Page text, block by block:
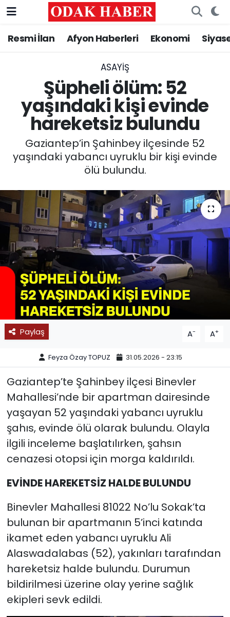
Resmi İlan Afyon Haberleri Ekonomi
ASAYİŞ
Şüpheli ölüm: 52
yaşındaki kişi evinde
hareketsiz bulundu
Gaziantep’in Şahinbey ilçesinde 52
yaşındaki yabancı uyruklu bir kişi evinde
ölü bulundu.
Paylaş A- A+
Feyza Özay TOPUZ 31.05.2026 - 23:15
Gaziantep’te Şahinbey ilçesi Binevler
Mahallesi’nde bir apartman dairesinde
yaşayan 52 yaşındaki yabancı uyruklu
şahıs, evinde ölü olarak bulundu. Olayla
ilgili inceleme başlatılırken, şahsın
cenazesi otopsi için morga kaldırıldı.
EVİNDE HAREKETSİZ HALDE BULUNDU
Binevler Mahallesi 81022 No’lu Sokak’ta
bulunan bir apartmanın 5’inci katında
ikamet eden yabancı uyruklu Ali
Alaswadalabas (52), yakınları tarafından
hareketsiz halde bulundu. Durumun
bildirilmesi üzerine olay yerine sağlık
ekipleri sevk edildi.
AFYONKARAHİSAR HABERLERİ
ASAYİŞ
GÜNCEL
SİYASET
MAGAZİN
SAĞLIK
SPOR
11:11 MANŞET
Nöbetçi Eczaneler
Trafik Durumu
Süper Lig Puan Durumu ve Fikstür
Tüm Manşetler
Son Dakika Haberleri
Haber Arşivi